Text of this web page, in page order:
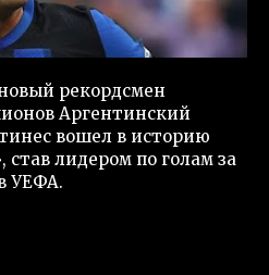
рекордсмен
Аргентинский
вошел в историю
лидером по голам за
УЕФА.